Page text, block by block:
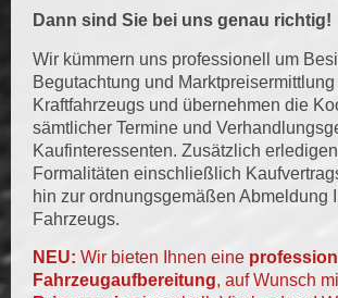
Dann sind Sie bei uns genau richtig!
Wir kümmern uns professionell um
Begutachtung und Marktpreisermittlung
Kraftfahrzeugs und übernehmen die
sämtlicher Termine und
Kaufinteressenten. Zusätzlich
Formalitäten einschließlich
hin zur ordnungsgemäßen Abmeldung
Fahrzeugs.
NEU: Wir bieten Ihnen eine
Fahrzeugaufbereitung, auf Wunsch